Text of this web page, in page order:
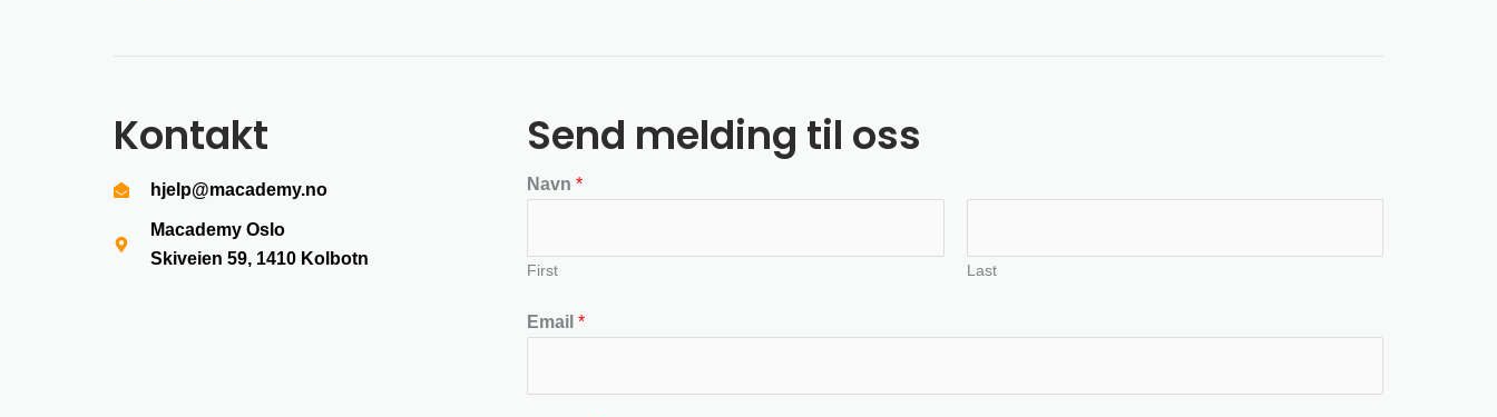
Kontakt
hjelp@macademy.no
Macademy Oslo
Skiveien 59, 1410 Kolbotn
Send melding til oss
Navn*
First Last
Email*